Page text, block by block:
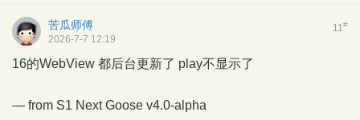
11#
苦瓜师傅
2026-7-7 12:19
16的WebView 都后台更新了 play不显示了
— from S1 Next Goose v4.0-alpha